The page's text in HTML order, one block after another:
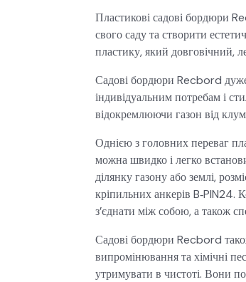
Пластикові садові бордюри
свого саду та створити
пластику, який довговічний,
Садові бордюри Recbord дуже
індивідуальним потребам і
відокремлюючи газон від
Однією з головних переваг
можна швидко і легко
ділянку газону або землі,
кріпильних анкерів
з’єднати між собою, а також
Садові бордюри Recbord
випромінювання та хімічні
утримувати в чистоті. Вони